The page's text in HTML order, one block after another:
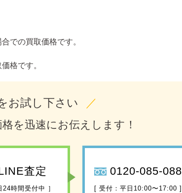
での買取価格です。
格です。
お試し下さい ／
を迅速にお伝えします！
査定
24時間受付中 ］
0120-085-088
[ 受付：平日10:00〜17:00 ]